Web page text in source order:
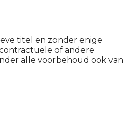
titel en zonder enige
of andere
alle voorbehoud ook van